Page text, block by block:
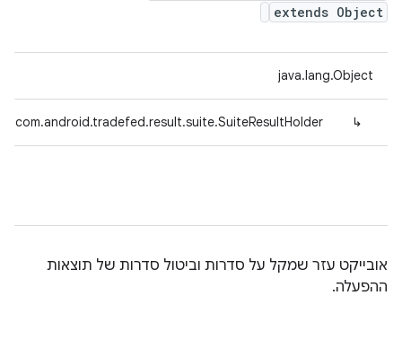
extends Object
java.lang.Object
↳
com.android.tradefed.result.suite.SuiteResultHolder
אובייקט עזר שמקל על סדרות וביטול סדרות של תוצאות
ההפעלה.